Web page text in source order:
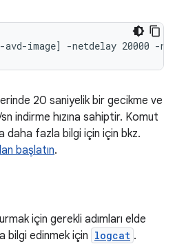
20 saniyelik bir gecikme ve
indirme hızına sahiptir. Komut
daha fazla bilgi için için bkz.
başlatın.
için gerekli adımları elde
bilgi edinmek için logcat .